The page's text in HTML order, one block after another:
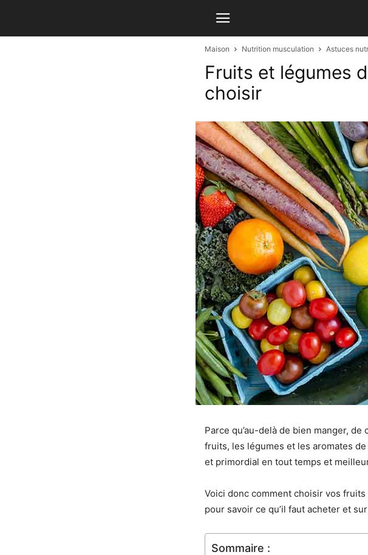
Maison Nutrition musculation Astuces
Fruits et légumes
choisir
Parce qu’au-delà de bien manger,
fruits, les légumes et les aromates
et primordial en tout temps et
Voici donc comment choisir vos
pour savoir ce qu’il faut acheter et
Sommaire :